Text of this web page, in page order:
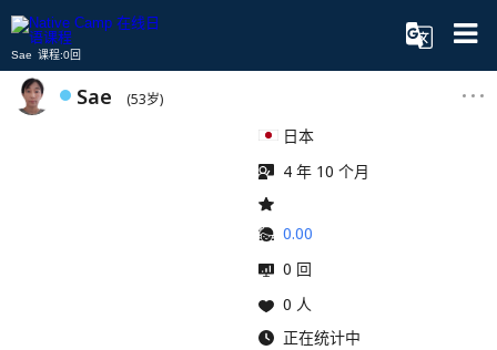
Sae 课程:0回
Sae (53岁)
日本
4 年 10 个月
0.00
0 回
0 人
正在统计中